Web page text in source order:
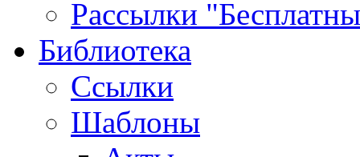
Рассылки
Библиотека
Ссылки
Шаблоны